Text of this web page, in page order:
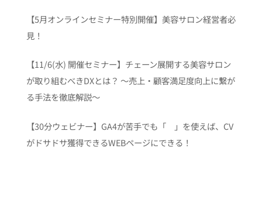
【5月オンラインセミナー特別開催】美容サロン経営者必
見！
【11/6(水) 開催セミナー】チェーン展開する美容サロン
が取り組むべきDXとは？ 〜売上・顧客満足度向上に繋が
る手法を徹底解説〜
【30分ウェビナー】GA4が苦手でも「 」を使えば、CV
がドサドサ獲得できるWEBページにできる！